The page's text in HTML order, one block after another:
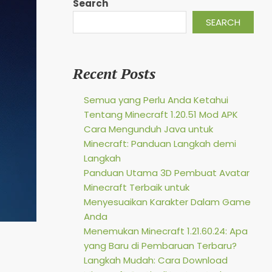
Search
SEARCH
Recent Posts
Semua yang Perlu Anda Ketahui
Tentang Minecraft 1.20.51 Mod APK
Cara Mengunduh Java untuk
Minecraft: Panduan Langkah demi
Langkah
Panduan Utama 3D Pembuat Avatar
Minecraft Terbaik untuk
Menyesuaikan Karakter Dalam Game
Anda
Menemukan Minecraft 1.21.60.24: Apa
yang Baru di Pembaruan Terbaru?
Langkah Mudah: Cara Download